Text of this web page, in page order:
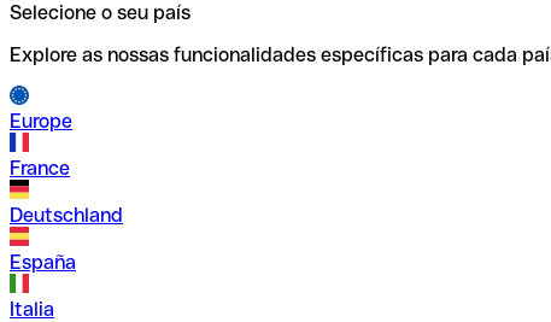
Selecione o seu país
Explore as nossas funcionalidades específicas para cada
Europe
France
Deutschland
España
Italia